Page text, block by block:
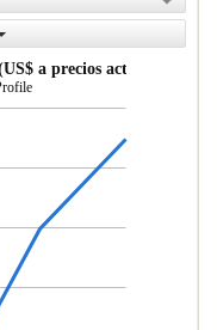
a precios actuales)